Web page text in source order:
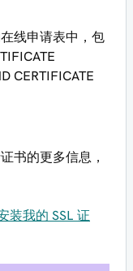
线申请表中，包
CERTIFICATE
书的更多信息，
装我的 SSL 证